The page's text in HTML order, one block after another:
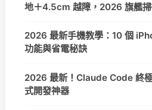
地＋4.5cm 越障，2026 旗艦
2026 最新手機教學：10 個
功能與省電秘訣
2026 最新！Claude Code 終
式開發神器